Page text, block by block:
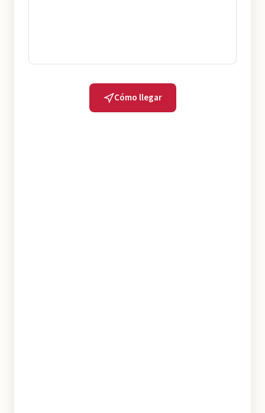
Cómo llegar